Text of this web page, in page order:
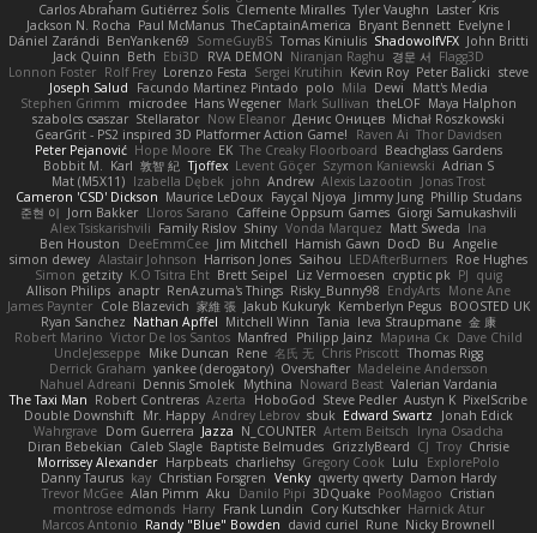
Carlos Abraham Gutiérrez Solis Clemente Miralles Tyler Vaughn Laster Kris
Jackson N. Rocha Paul McManus TheCaptainAmerica Bryant Bennett Evelyne I
Dániel Zarándi BenYanken69 SomeGuyBS Tomas Kiniulis ShadowolfVFX John Britti
Jack Quinn Beth Ebi3D RVA DEMON Niranjan Raghu 경문 서 Flagg3D
Lonnon Foster Rolf Frey Lorenzo Festa Sergei Krutihin Kevin Roy Peter Balicki steve
Joseph Salud
Facundo Martinez Pintado polo Mila Dewi
Matt's Media
Stephen Grimm
microdee Hans Wegener Mark Sullivan theLOF Maya Halphon
szabolcs csaszar Stellarator Now Eleanor Денис Оницев Michał Roszkowski
GearGrit - PS2 inspired 3D Platformer Action Game!
Raven Ai Thor Davidsen
Peter Pejanović Hope Moore EK The Creaky Floorboard Beachglass Gardens
Bobbit M.
Karl 敦智 紀 Tjoffex Levent Göçer Szymon Kaniewski Adrian S
Mat (M5X11) Izabella Dębek john Andrew Alexis Lazootin
Jonas Trost
Cameron 'CSD' Dickson Maurice LeDoux Fayçal Njoya Jimmy Jung Phillip Studans
준현 이 Jorn Bakker Lloros Sarano Caffeine Oppsum Games Giorgi Samukashvili
Alex Tsiskarishvili Family Rislov Shiny Vonda Marquez Matt Sweda Ina
Ben Houston
DeeEmmCee Jim Mitchell Hamish Gawn DocD Bu Angelie
simon dewey Alastair Johnson Harrison Jones Saihou LEDAfterBurners Roe Hughes
Simon getzity K.O Tsitra Eht Brett Seipel Liz Vermoesen cryptic pk PJ quig
Allison Philips anaptr RenAzuma's Things Risky_Bunny98 EndyArts Mone Ane
James Paynter Cole Blazevich 家維 張 Jakub Kukuryk Kemberlyn Pegus BOOSTED UK
Ryan Sanchez Nathan Apffel Mitchell Winn Tania Ieva Straupmane 金 康
Robert Marino Victor De los Santos Manfred Philipp Jainz Марина Ск Dave Child
UncleJesseppe Mike Duncan Rene 名氏 无 Chris Priscott Thomas Rigg
Derrick Graham yankee (derogatory) Overshafter Madeleine Andersson
Nahuel Adreani Dennis Smolek Mythina Noward Beast Valerian Vardania
The Taxi Man Robert Contreras Azerta HoboGod Steve Pedler Austyn K PixelScribe
Double Downshift Mr. Happy Andrey Lebrov sbuk Edward Swartz
Jonah Edick
Wahrgrave Dom Guerrera Jazza N_COUNTER Artem Beitsch
Iryna Osadcha
Diran Bebekian Caleb Slagle Baptiste Belmudes GrizzlyBeard CJ Troy Chrisie
Morrissey Alexander Harpbeats charliehsy Gregory Cook Lulu
ExplorePolo
Danny Taurus kay Christian Forsgren Venky qwerty qwerty Damon Hardy
Trevor McGee Alan Pimm Aku Danilo Pipi 3DQuake PooMagoo Cristian
montrose edmonds Harry Frank Lundin Cory Kutschker Harnick Atur
Marcos Antonio Randy "Blue" Bowden david curiel Rune Nicky Brownell